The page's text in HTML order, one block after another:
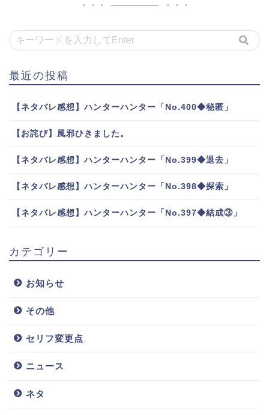
最近の投稿
【ネタバレ感想】ハンターハンター「No.400◆秘匿」
【お詫び】風邪ひきました。
【ネタバレ感想】ハンターハンター「No.399◆退去」
【ネタバレ感想】ハンターハンター「No.398◆探索」
【ネタバレ感想】ハンターハンター「No.397◆結成③」
カテゴリー
お知らせ
その他
セリフ変更点
ニュース
ネタ